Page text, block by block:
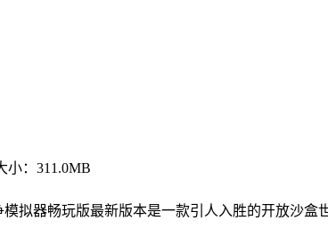
小：311.0MB
拟器畅玩版最新版本是一款引人入胜的开放沙